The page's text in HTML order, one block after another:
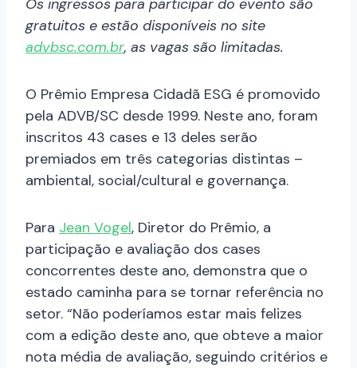
Os ingressos para participar do evento são
gratuitos e estão disponíveis no site
advbsc.com.br, as vagas são limitadas.
O Prêmio Empresa Cidadã ESG é promovido
pela ADVB/SC desde 1999. Neste ano, foram
inscritos 43 cases e 13 deles serão
premiados em três categorias distintas –
ambiental, social/cultural e governança.
Para Jean Vogel, Diretor do Prêmio, a
participação e avaliação dos cases
concorrentes deste ano, demonstra que o
estado caminha para se tornar referência no
setor. “Não poderíamos estar mais felizes
com a edição deste ano, que obteve a maior
nota média de avaliação, seguindo critérios e